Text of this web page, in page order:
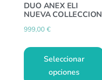
DUO ANEX ELI
NUEVA COLLECCION
999,00€
Seleccionar
opciones